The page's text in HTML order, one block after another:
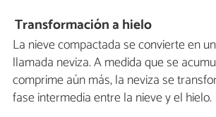
Transformación a hielo
La nieve compactada se convierte en
llamada neviza. A medida que se
comprime aún más, la neviza se
fase intermedia entre la nieve y el hielo.